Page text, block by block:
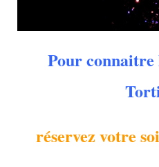
Pour
réservez votre